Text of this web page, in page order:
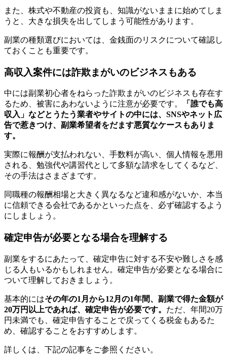
また、株式や不動産の投資も、知識がないままに始めてしま
うと、大きな損失を出してしまう可能性があります。
副業の種類選びにおいては、金銭面のリスクについて確認し
ておくことも重要です。
高収入案件には詐欺まがいのビジネスもある
中には副業初心者をねらった詐欺まがいのビジネスも存在す
るため、被害にあわないように注意が必要です。
「誰でも高
収入」などとうたう業者やサイトの中には、SNSやネット広
告で惹きつけ、副業希望者をだます悪質なケースもありま
す。
実際に報酬が支払われない、手数料が高い、個人情報を悪用
される、勉強代や講習代として多額な請求をしてくるなど、
その手法はさまざまです。
同職種の報酬相場と大きく異なるなど違和感がないか、本当
に信頼できる会社であるかといった点を、必ず確認するよう
にしましょう。
確定申告が必要となる場合を理解する
副業をするにあたって、確定申告に対する不安や難しさを感
じる人もいるかもしれません。確定申告が必要となる場合に
ついて理解しておきましょう。
基本的にはその年の1月から12月の1年間、副業で得た金額が
20万円以上であれば、確定申告が必要です。 ただ、年間20万
円未満でも、確定申告することで戻ってくる税金もあるた
め、確認することをおすすめします。
詳しくは、下記の記事をご参照ください。